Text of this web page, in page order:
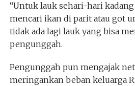
“Untuk lauk sehari-hari
mencari ikan di parit atau got
tidak ada lagi lauk yang bisa
pengunggah.
Pengunggah pun mengajak
meringankan beban keluarga